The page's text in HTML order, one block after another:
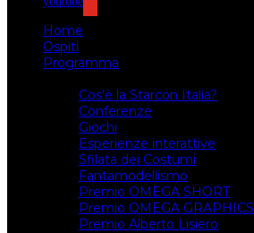
Home
Ospiti
Programma
Cos’è la Starcon Italia?
Conferenze
Giochi
Esperienze interattive
Sfilata dei Costumi
Fantamodellismo
Premio OMEGA SHORT
Premio OMEGA GRAPHICS
Premio Alberto Lisiero